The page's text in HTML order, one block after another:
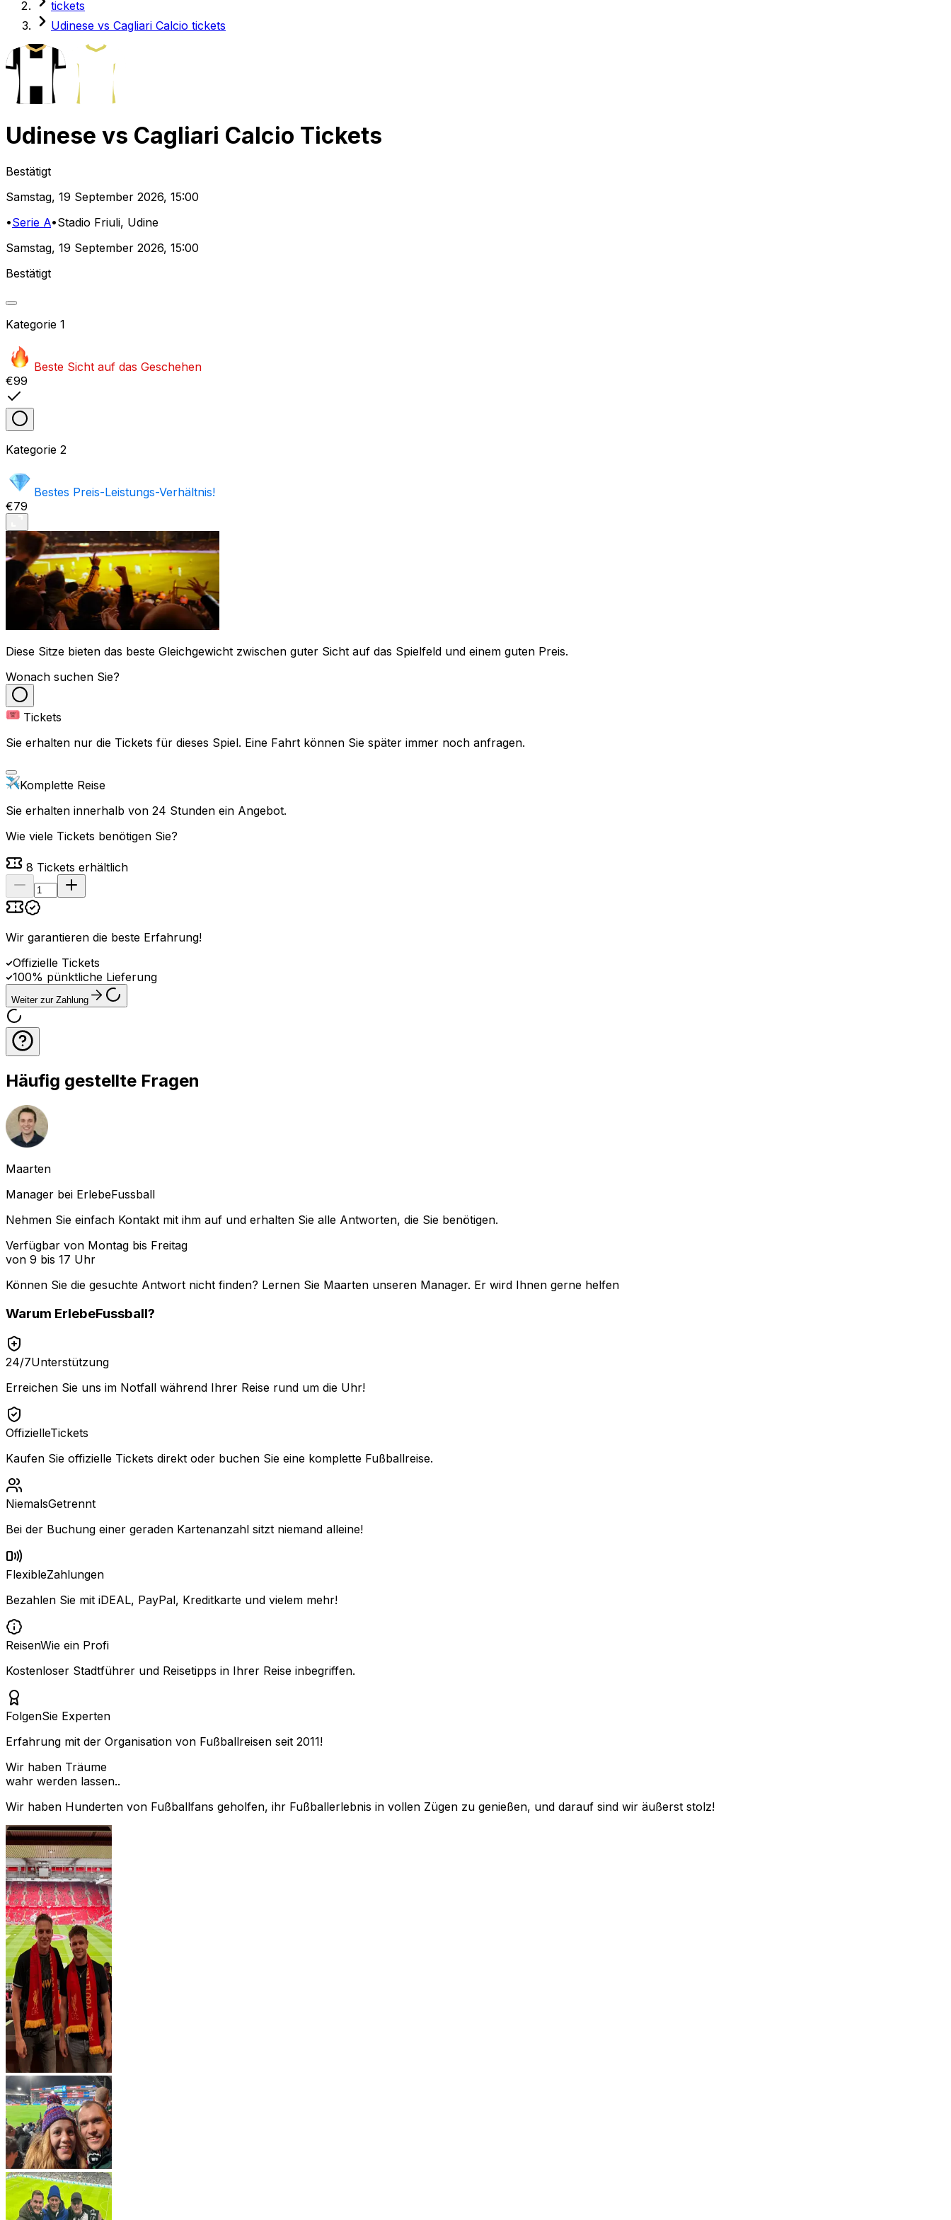
tickets
Udinese vs Cagliari Calcio tickets
Udinese vs Cagliari Calcio Tickets
Bestätigt
Samstag, 19 September 2026, 15:00
•Serie A•Stadio Friuli, Udine
Samstag, 19 September 2026, 15:00
Bestätigt
Kategorie 1
Beste Sicht auf das Geschehen
€99
Kategorie 2
Bestes Preis-Leistungs-Verhältnis!
€79
Diese Sitze bieten das beste Gleichgewicht zwischen guter Sicht auf das Spielfeld und einem guten Preis.
Wonach suchen Sie?
Tickets
Sie erhalten nur die Tickets für dieses Spiel. Eine Fahrt können Sie später immer noch anfragen.
Komplette Reise
Sie erhalten innerhalb von 24 Stunden ein Angebot.
Wie viele Tickets benötigen Sie?
8 Tickets erhältlich
Wir garantieren die beste Erfahrung!
Offizielle Tickets
100% pünktliche Lieferung
Weiter zur Zahlung
Häufig gestellte Fragen
Maarten
Manager bei ErlebeFussball
Nehmen Sie einfach Kontakt mit ihm auf und erhalten Sie alle Antworten, die Sie benötigen.
Verfügbar von Montag bis Freitag
von 9 bis 17 Uhr
Können Sie die gesuchte Antwort nicht finden? Lernen Sie Maarten unseren Manager. Er wird Ihnen gerne helfen
Warum ErlebeFussball?
24/7Unterstützung
Erreichen Sie uns im Notfall während Ihrer Reise rund um die Uhr!
OffizielleTickets
Kaufen Sie offizielle Tickets direkt oder buchen Sie eine komplette Fußballreise.
NiemalsGetrennt
Bei der Buchung einer geraden Kartenanzahl sitzt niemand alleine!
FlexibleZahlungen
Bezahlen Sie mit iDEAL, PayPal, Kreditkarte und vielem mehr!
ReisenWie ein Profi
Kostenloser Stadtführer und Reisetipps in Ihrer Reise inbegriffen.
FolgenSie Experten
Erfahrung mit der Organisation von Fußballreisen seit 2011!
Wir haben Träume
wahr werden lassen..
Wir haben Hunderten von Fußballfans geholfen, ihr Fußballerlebnis in vollen Zügen zu genießen, und darauf sind wir äußerst stolz!